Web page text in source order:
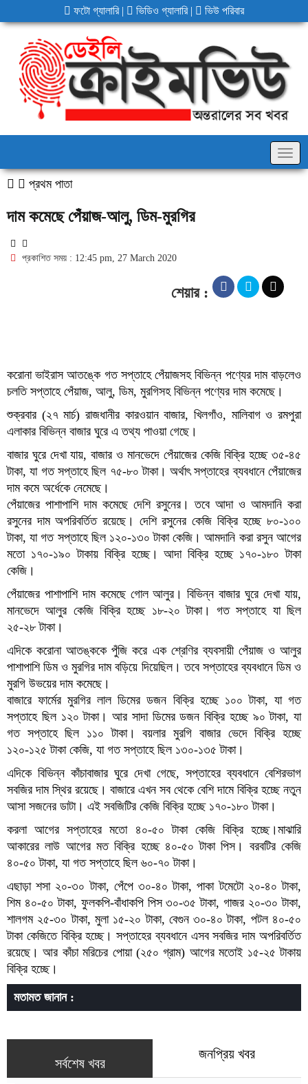
ফটো গ্যালারি | ভিডিও গ্যালারি | ভিউ পরিবার
প্রথম পাতা
দাম কমেছে পেঁয়াজ-আলু, ডিম-মুরগির
প্রকাশিত সময় : 12:45 pm, 27 March 2020
শেয়ার :
করোনা ভাইরাস আতঙ্কে গত সপ্তাহে পেঁয়াজসহ বিভিন্ন পণ্যের দাম বাড়লেও
চলতি সপ্তাহে পেঁয়াজ, আলু, ডিম, মুরগিসহ বিভিন্ন পণ্যের দাম কমেছে।
শুক্রবার (২৭ মার্চ) রাজধানীর কারওয়ান বাজার, খিলগাঁও, মালিবাগ ও রমপুরা
এলাকার বিভিন্ন বাজার ঘুরে এ তথ্য পাওয়া গেছে।
বাজার ঘুরে দেখা যায়, বাজার ও মানভেদে পেঁয়াজের কেজি বিক্রি হচ্ছে ৩৫-৪৫
টাকা, যা গত সপ্তাহে ছিল ৭৫-৮০ টাকা। অর্থাৎ সপ্তাহের ব্যবধানে পেঁয়াজের
দাম কমে অর্ধেকে নেমেছে।
পেঁয়াজের পাশাপাশি দাম কমেছে দেশি রসুনের। তবে আদা ও আমদানি করা
রসুনের দাম অপরিবর্তিত রয়েছে। দেশি রসুনের কেজি বিক্রি হচ্ছে ৮০-১০০
টাকা, যা গত সপ্তাহে ছিল ১২০-১৩০ টাকা কেজি। আমদানি করা রসুন আগের
মতো ১৭০-১৯০ টাকায় বিক্রি হচ্ছে। আদা বিক্রি হচ্ছে ১৭০-১৮০ টাকা
কেজি।
পেঁয়াজের পাশাপাশি দাম কমেছে গোল আলুর। বিভিন্ন বাজার ঘুরে দেখা যায়,
মানভেদে আলুর কেজি বিক্রি হচ্ছে ১৮-২০ টাকা। গত সপ্তাহে যা ছিল
২৫-২৮ টাকা।
এদিকে করোনা আতঙ্ককে পুঁজি করে এক শ্রেণির ব্যবসায়ী পেঁয়াজ ও আলুর
পাশাপাশি ডিম ও মুরগির দাম বড়িয়ে দিয়েছিল। তবে সপ্তাহের ব্যবধানে ডিম ও
মুরগি উভয়ের দাম কমেছে।
বাজারে ফার্মের মুরগির লাল ডিমের ডজন বিক্রি হচ্ছে ১০০ টাকা, যা গত
সপ্তাহে ছিল ১২০ টাকা। আর সাদা ডিমের ডজন বিক্রি হচ্ছে ৯০ টাকা, যা
গত সপ্তাহে ছিল ১১০ টাকা। বয়লার মুরগি বাজার ভেদে বিক্রি হচ্ছে
১২০-১২৫ টাকা কেজি, যা গত সপ্তাহে ছিল ১৩০-১৩৫ টাকা।
এদিকে বিভিন্ন কাঁচাবাজার ঘুরে দেখা গেছে, সপ্তাহের ব্যবধানে বেশিরভাগ
সবজির দাম স্থির রয়েছে। বাজারে এখন সব থেকে বেশি দামে বিক্রি হচ্ছে নতুন
আসা সজনের ডাটা। এই সবজিটির কেজি বিক্রি হচ্ছে ১৭০-১৮০ টাকা।
করলা আগের সপ্তাহের মতো ৪০-৫০ টাকা কেজি বিক্রি হচ্ছে।মাঝারি
আকারের লাউ আগের মত বিক্রি হচ্ছে ৪০-৫০ টাকা পিস। বরবটির কেজি
৪০-৫০ টাকা, যা গত সপ্তাহে ছিল ৬০-৭০ টাকা।
এছাড়া শসা ২০-৩০ টাকা, পেঁপে ৩০-৪০ টাকা, পাকা টমেটো ২০-৪০ টাকা,
শিম ৪০-৫০ টাকা, ফুলকপি-বাঁধাকপি পিস ৩০-৩৫ টাকা, গাজর ২০-৩০ টাকা,
শালগম ২৫-৩০ টাকা, মুলা ১৫-২০ টাকা, বেগুন ৩০-৪০ টাকা, পটল ৪০-৫০
টাকা কেজিতে বিক্রি হচ্ছে। সপ্তাহের ব্যবধানে এসব সবজির দাম অপরিবর্তিত
রয়েছে। আর কাঁচা মরিচের পোয়া (২৫০ গ্রাম) আগের মতোই ১৫-২৫ টাকায়
বিক্রি হচ্ছে।
মতামত জানান :
সর্বশেষ খবর
জনপ্রিয় খবর